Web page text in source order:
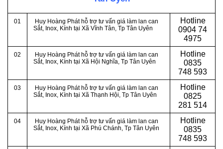
01
Huy Hoàng Phát hỗ trợ tư vấn giá làm lan can
Sắt, Inox, Kính tại Xã Vĩnh Tân, Tp Tân Uyên
Hotline
0904 74
4975
02
Huy Hoàng Phát hỗ trợ tư vấn giá làm lan can
Sắt, Inox, Kính tại Xã Hội Nghĩa, Tp Tân Uyên
Hotline
0835
748 593
03
Huy Hoàng Phát hỗ trợ tư vấn giá làm lan can
Sắt, Inox, Kính tại Xã Thạnh Hội, Tp Tân Uyên
Hotline
0825
281 514
04
Huy Hoàng Phát hỗ trợ tư vấn giá làm lan can
Sắt, Inox, Kính tại Xã Phú Chánh, Tp Tân Uyên
Hotline
0835
748 593